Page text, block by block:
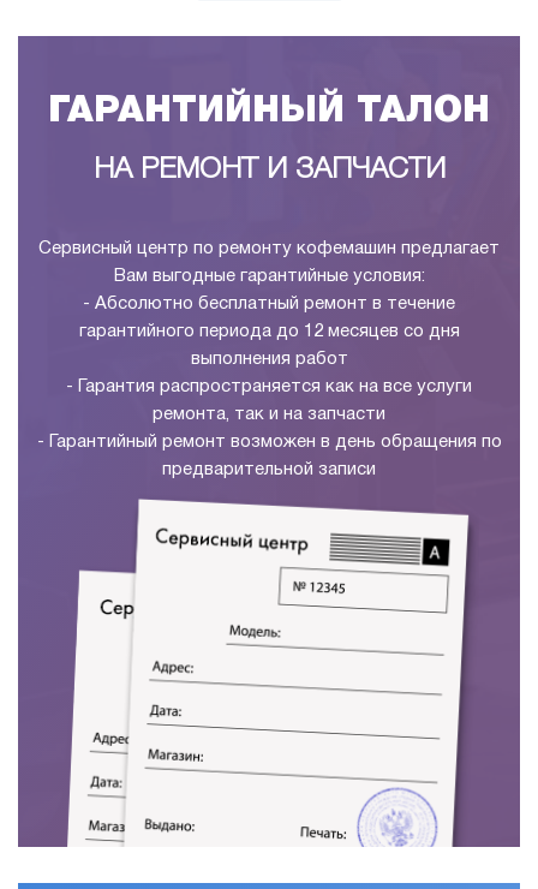
ГАРАНТИЙНЫЙ ТАЛОН
НА РЕМОНТ И ЗАПЧАСТИ
Сервисный центр по ремонту кофемашин предлагает
Вам выгодные гарантийные условия:
- Абсолютно бесплатный ремонт в течение
гарантийного периода до 12 месяцев со дня
выполнения работ
- Гарантия распространяется как на все услуги
ремонта, так и на запчасти
- Гарантийный ремонт возможен в день обращения по
предварительной записи